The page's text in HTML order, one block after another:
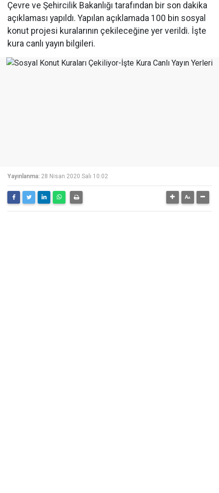
Çevre ve Şehircilik Bakanlığı tarafından bir son dakika
açıklaması yapıldı. Yapılan açıklamada 100 bin sosyal
konut projesi kuralarının çekileceğine yer verildi. İşte
kura canlı yayın bilgileri.
Yayınlanma: 28 Nisan 2020 Salı 10:02